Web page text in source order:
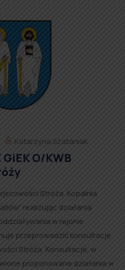
Katarzyna Szataniak
O/KWB
Stróża. Kopalnia
realizując działania
w rejonie
przeprowadzić konsultacje
Stróża. Konsultacje, w
proponowane działania w